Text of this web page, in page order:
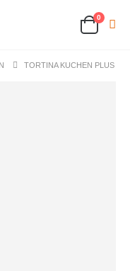
0
TORTINA KUCHEN PLUS